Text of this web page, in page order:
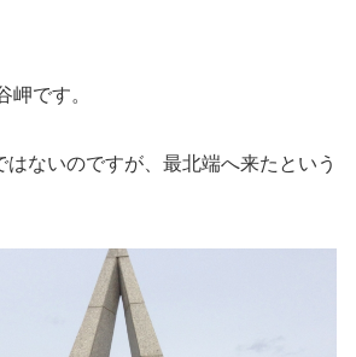
岬です。
ないのですが、最北端へ来たという